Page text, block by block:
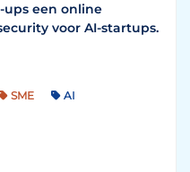
ups een online
voor AI-startups.
SME AI